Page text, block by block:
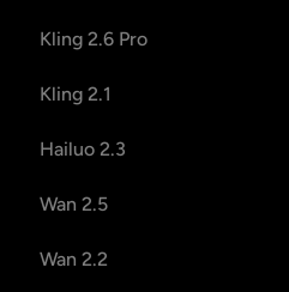
Kling 2.6 Pro
Kling 2.1
Hailuo 2.3
Wan 2.5
Wan 2.2